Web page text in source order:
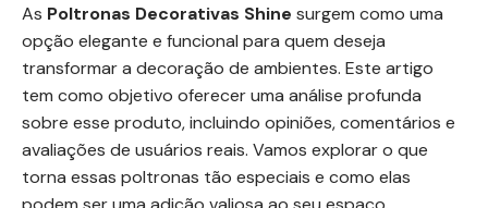
As Poltronas Decorativas Shine surgem como uma
opção elegante e funcional para quem deseja
transformar a decoração de ambientes. Este artigo
tem como objetivo oferecer uma análise profunda
sobre esse produto, incluindo opiniões, comentários e
avaliações de usuários reais. Vamos explorar o que
torna essas poltronas tão especiais e como elas